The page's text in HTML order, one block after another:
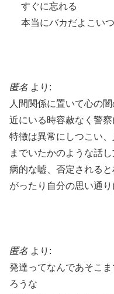
すぐに忘れる
本当にバカだよこい
匿名 より:
人間関係に置いて心の
近にいる時容赦なく警察
特徴は異常にしつこい
までいたかのような話
病的な嘘、否定される
がったり自分の思い通り
匿名 より:
発達ってなんであそこ
ろうな